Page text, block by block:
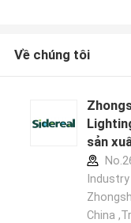
Về chúng tôi
sản
China